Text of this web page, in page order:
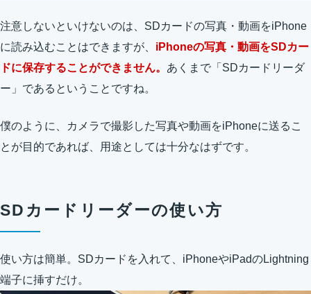
注意しないといけないのは、SDカードの写真・動画をiPhone
に読み込むことはできますが、 iPhoneの写真・動画をSDカー
ドに保存することができません。 あくまで「SDカードリーダ
ー」であるということですね。
僕のように、カメラで撮影した写真や動画をiPhoneに送るこ
とが目的であれば、用途としては十分なはずです。
SDカードリーダーの使い方
使い方は簡単。SDカードを入れて、iPhoneやiPadのLightning
端子に挿すだけ。